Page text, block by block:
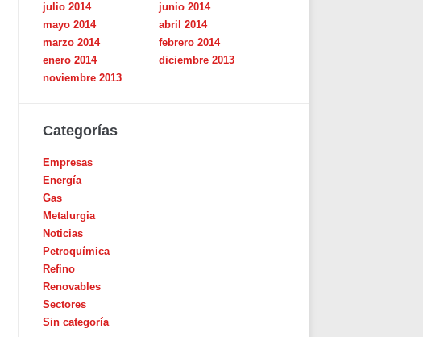
julio 2014
junio 2014
mayo 2014
abril 2014
marzo 2014
febrero 2014
enero 2014
diciembre 2013
noviembre 2013
Categorías
Empresas
Energía
Gas
Metalurgia
Noticias
Petroquímica
Refino
Renovables
Sectores
Sin categoría